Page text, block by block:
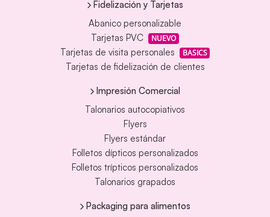
Fidelización y Tarjetas
Abanico personalizable
Tarjetas PVC
NUEVO
Tarjetas de visita personales BASICS
Tarjetas de fidelización de clientes
Impresión Comercial
Talonarios autocopiativos
Flyers
Flyers estándar
Folletos dípticos personalizados
Folletos trípticos personalizados
Talonarios grapados
Packaging para alimentos